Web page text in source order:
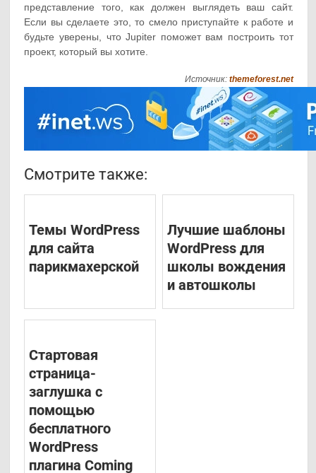
представление того, как должен выглядеть ваш сайт.
Если вы сделаете это, то смело приступайте к работе и
будьте уверены, что Jupiter поможет вам построить тот
проект, который вы хотите.
Источник: themeforest.net
Смотрите также:
Темы WordPress
для сайта
парикмахерской
Лучшие шаблоны
WordPress для
школы вождения
и автошколы
Стартовая
страница-
заглушка с
помощью
бесплатного
WordPress
плагина Coming